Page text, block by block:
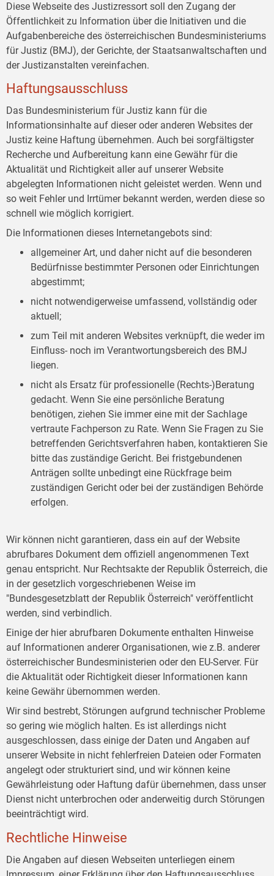
Diese Webseite des Justizressort soll den Zugang der
Öffentlichkeit zu Information über die Initiativen und die
Aufgabenbereiche des österreichischen Bundesministeriums
für Justiz (BMJ), der Gerichte, der Staatsanwaltschaften und
der Justizanstalten vereinfachen.
Haftungsausschluss
Das Bundesministerium für Justiz kann für die
Informationsinhalte auf dieser oder anderen Websites der
Justiz keine Haftung übernehmen. Auch bei sorgfältigster
Recherche und Aufbereitung kann eine Gewähr für die
Aktualität und Richtigkeit aller auf unserer Website
abgelegten Informationen nicht geleistet werden. Wenn und
so weit Fehler und Irrtümer bekannt werden, werden diese so
schnell wie möglich korrigiert.
Die Informationen dieses Internetangebots sind:
allgemeiner Art, und daher nicht auf die besonderen
Bedürfnisse bestimmter Personen oder Einrichtungen
abgestimmt;
nicht notwendigerweise umfassend, vollständig oder
aktuell;
zum Teil mit anderen Websites verknüpft, die weder im
Einfluss- noch im Verantwortungsbereich des BMJ
liegen.
nicht als Ersatz für professionelle (Rechts-)Beratung
gedacht. Wenn Sie eine persönliche Beratung
benötigen, ziehen Sie immer eine mit der Sachlage
vertraute Fachperson zu Rate. Wenn Sie Fragen zu Sie
betreffenden Gerichtsverfahren haben, kontaktieren Sie
bitte das zuständige Gericht. Bei fristgebundenen
Anträgen sollte unbedingt eine Rückfrage beim
zuständigen Gericht oder bei der zuständigen Behörde
erfolgen.
Wir können nicht garantieren, dass ein auf der Website
abrufbares Dokument dem offiziell angenommenen Text
genau entspricht. Nur Rechtsakte der Republik Österreich, die
in der gesetzlich vorgeschriebenen Weise im
"Bundesgesetzblatt der Republik Österreich" veröffentlicht
werden, sind verbindlich.
Einige der hier abrufbaren Dokumente enthalten Hinweise
auf Informationen anderer Organisationen, wie z.B. anderer
österreichischer Bundesministerien oder den EU-Server. Für
die Aktualität oder Richtigkeit dieser Informationen kann
keine Gewähr übernommen werden.
Wir sind bestrebt, Störungen aufgrund technischer Probleme
so gering wie möglich halten. Es ist allerdings nicht
ausgeschlossen, dass einige der Daten und Angaben auf
unserer Website in nicht fehlerfreien Dateien oder Formaten
angelegt oder strukturiert sind, und wir können keine
Gewährleistung oder Haftung dafür übernehmen, dass unser
Dienst nicht unterbrochen oder anderweitig durch Störungen
beeinträchtigt wird.
Rechtliche Hinweise
Die Angaben auf diesen Webseiten unterliegen einem